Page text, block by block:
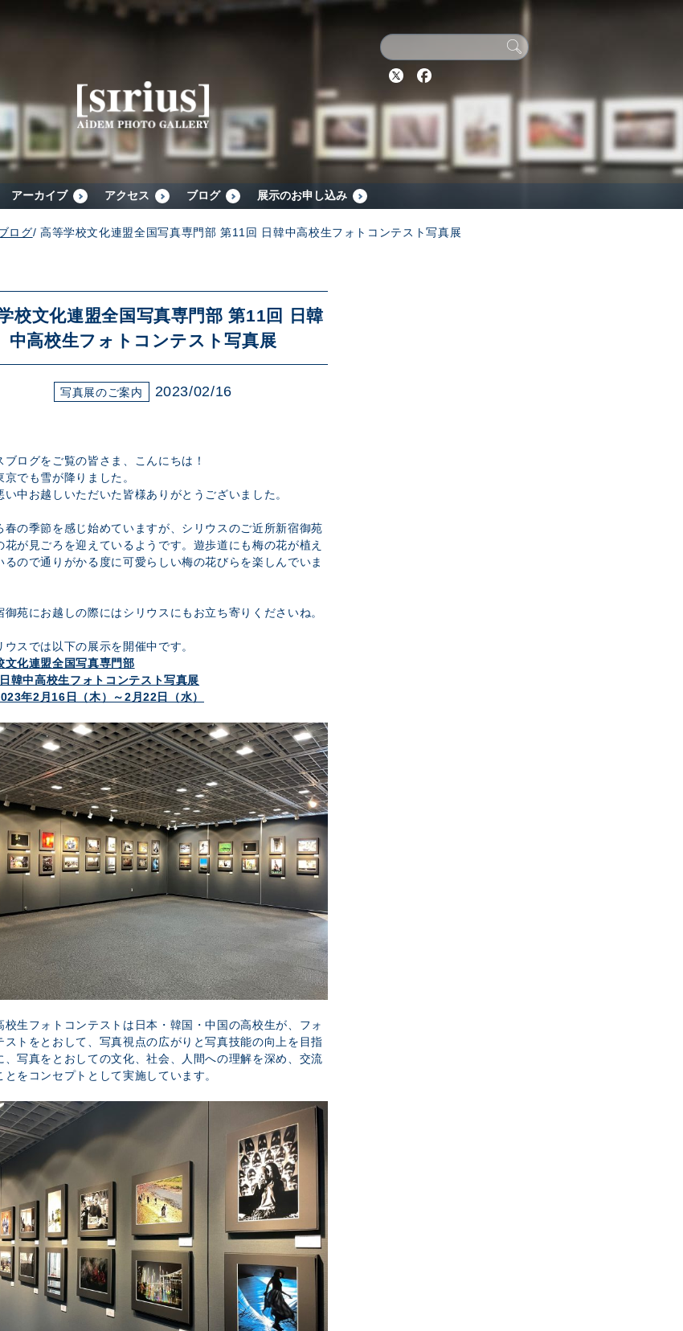
Twitter
アーカイブ アクセス ブログ 展示のお申し込み
ログ/ 高等学校文化連盟全国写真専門部 第11回 日韓中高校生フォトコンテスト写真展
校文化連盟全国写真専門部 第11回 日韓
中高校生フォトコンテスト写真展
写真展のご案内 2023/02/16
ブログをご覧の皆さま、こんにちは！
京でも雪が降りました。
い中お越しいただいた皆様ありがとうございました。
春の季節を感じ始めていますが、シリウスのご近所新宿御苑
花が見ごろを迎えているようです。遊歩道にも梅の花が植え
るので通りがかる度に可愛らしい梅の花びらを楽しんでいま
御苑にお越しの際にはシリウスにもお立ち寄りくださいね。
ウスでは以下の展示を開催中です。
文化連盟全国写真専門部
韓中高校生フォトコンテスト写真展
年2月16日（木）～2月22日（水）
校生フォトコンテストは日本・韓国・中国の高校生が、フォ
ストをとおして、写真視点の広がりと写真技能の向上を目指
、写真をとおしての文化、社会、人間への理解を深め、交流
とをコンセプトとして実施しています。
スケジュール
カイブ
グ
のお申し込み